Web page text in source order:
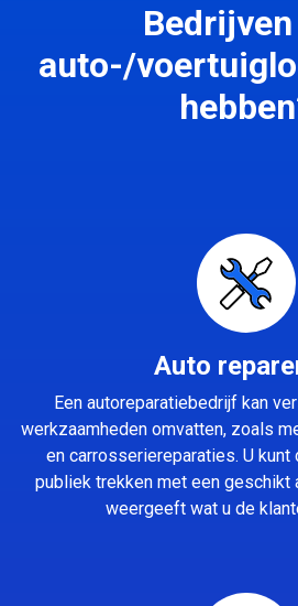
auto-/
Auto
Een autoreparatiebedrijf kan
werkzaamheden omvatten, zoals
en carrosseriereparaties. U kunt
publiek trekken met een geschikt
weergeeft wat u de